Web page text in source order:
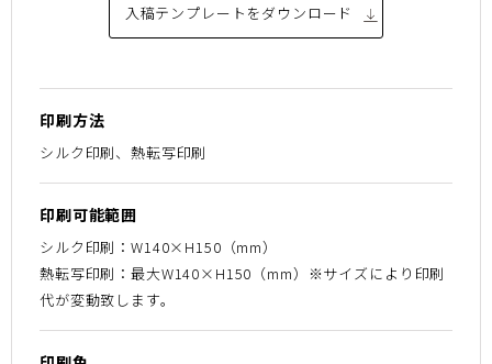
入稿テンプレートをダウンロード
印刷方法
シルク印刷、熱転写印刷
印刷可能範囲
シルク印刷：W140×H150（mm）
熱転写印刷：最大W140×H150（mm）※サイズにより印刷
代が変動致します。